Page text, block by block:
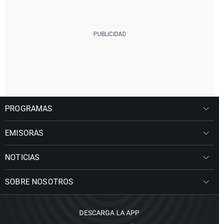
PROGRAMAS
EMISORAS
NOTICIAS
SOBRE NOSOTROS
DESCARGA LA APP